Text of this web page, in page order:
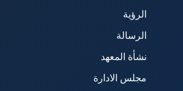
الرؤية
الرسالة
نشأة المعهد
مجلس الادارة